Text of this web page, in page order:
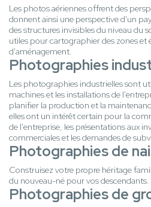
Les photos aériennes offrent des
donnent ainsi une perspective d'un
des structures invisibles du niveau du
utiles pour cartographier des zones et
d'aménagement.
Photographies
Les photographies industrielles sont
machines et les installations de
planifier la production et la
elles ont un intérêt certain pour la
de l'entreprise, les présentations aux
commerciales et les demandes de
Photographies de
Construisez votre propre héritage
du nouveau-né pour vos descendants.
Photographies de